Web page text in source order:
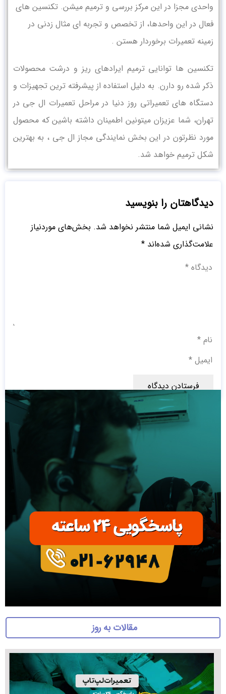
واحدی مجزا در این مرکز بررسی و ترمیم میشن. تکنسین های
فعال در این واحدها، از تخصص و تجربه ای مثال زدنی در
زمینه تعمیرات برخوردار هستن .
تکنسین ها توانایی ترمیم ایرادهای ریز و درشت محصولات
ذکر شده رو دارن. به دلیل استفاده از پیشرفته ترین تجهیزات و
دستگاه های تعمیراتی روز دنیا در مراحل تعمیرات ال جی در
تهران، شما عزیزان میتونین اطمینان داشته باشین که محصول
مورد نظرتون در این بخش نمایندگی مجاز ال جی ، به بهترین
شکل ترمیم خواهد شد.
دیدگاهتان را بنویسید
نشانی ایمیل شما منتشر نخواهد شد. بخش‌های موردنیاز
علامت‌گذاری شده‌اند *
فرستادن دیدگاه
مقالات به روز